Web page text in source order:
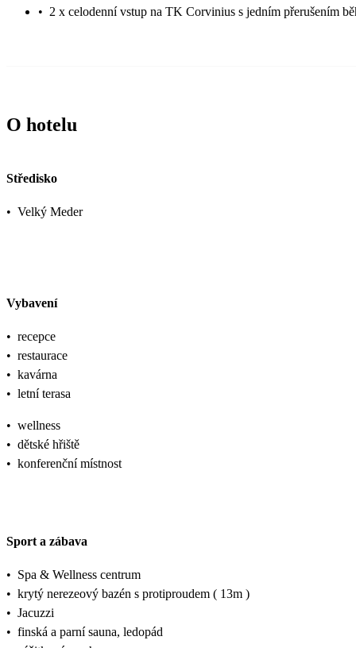
• 2 x celodenní vstup na TK Corvinius s jedním přerušením
O hotelu
Středisko
• Velký Meder
Vybavení
• recepce
• restaurace
• kavárna
• letní terasa
• wellness
• dětské hřiště
• konferenční místnost
Sport a zábava
• Spa & Wellness centrum
• krytý nerezeový bazén s protiproudem ( 13m )
• Jacuzzi
• finská a parní sauna, ledopád